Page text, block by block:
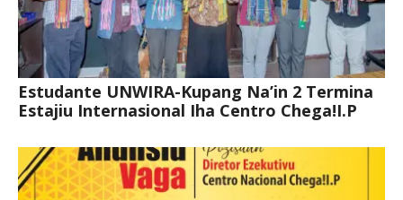
Estudante UNWIRA-Kupang Na’in 2 Termina
Estajiu Internasional Iha Centro Chega!I.P